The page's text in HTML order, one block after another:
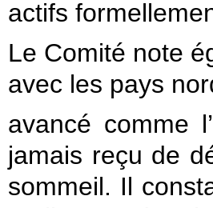
actifs
Le Comité note
avec les pays
avancé comme
jamais reçu de
sommeil. Il